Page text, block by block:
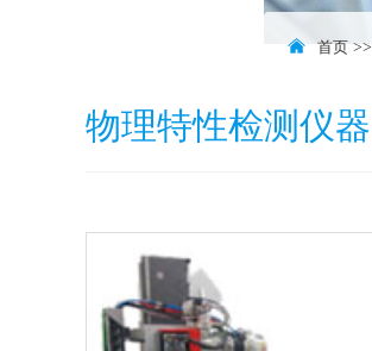
首页 >>
物理特性检测仪器